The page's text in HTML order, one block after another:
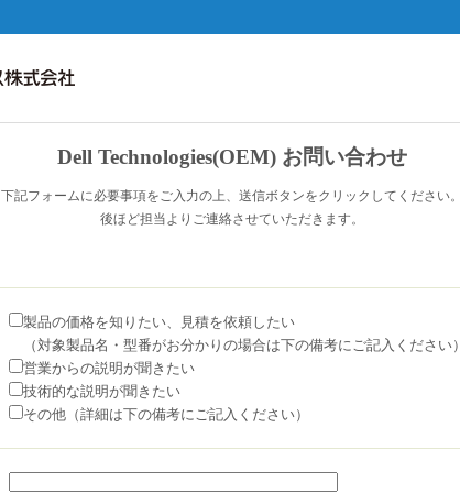
Dell Technologies(OEM) お問い合わせ
下記フォームに必要事項をご入力の上、送信ボタンをクリックしてください。
後ほど担当よりご連絡させていただきます。
製品の価格を知りたい、見積を依頼したい
（対象製品名・型番がお分かりの場合は下の備考にご記入ください）
営業からの説明が聞きたい
技術的な説明が聞きたい
その他（詳細は下の備考にご記入ください）